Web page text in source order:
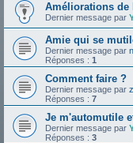
Améliorations de
Dernier message par
Amie qui se
Dernier message par
Réponses : 1
Comment faire ?
Dernier message par
Réponses : 7
Je m'automutile
Dernier message par
Réponses : 3